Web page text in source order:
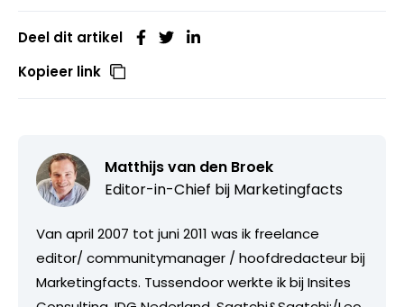
Deel dit artikel
Kopieer link
Matthijs van den Broek
Editor-in-Chief bij Marketingfacts
Van april 2007 tot juni 2011 was ik freelance
editor/ communitymanager / hoofdredacteur bij
Marketingfacts. Tussendoor werkte ik bij Insites